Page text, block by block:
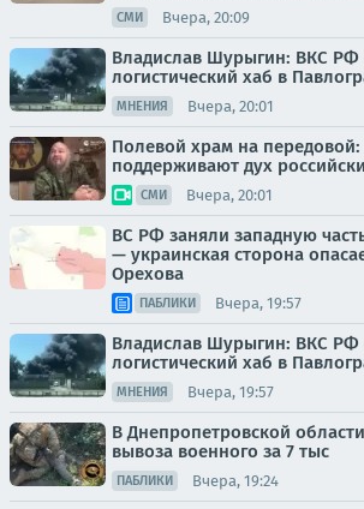
СМИ Вчера, 20:09
Владислав Шурыгин: ВКС РФ
логистический хаб в
МНЕНИЯ Вчера, 20:01
Полевой храм на
поддерживают дух
СМИ Вчера, 20:01
ВС РФ заняли западную
— украинская сторона
Орехова
ПАБЛИКИ Вчера, 19:57
Владислав Шурыгин: ВКС РФ
логистический хаб в
МНЕНИЯ Вчера, 19:57
В Днепропетровской
вывоза военного за 7 тыс
ПАБЛИКИ Вчера, 19:24